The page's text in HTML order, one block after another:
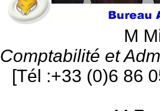
M
Comptabilité et
[Tél :+33 (0)6 86